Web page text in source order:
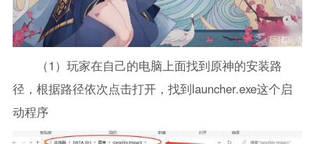
（1）玩家在自己的电脑上面找到原神的安装路
径，根据路径依次点击打开，找到launcher.exe这个启
动程序